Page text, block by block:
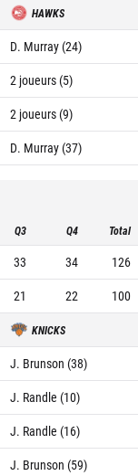
HAWKS
D. Murray (24)
2 joueurs (5)
2 joueurs (9)
D. Murray (37)
Q3 Q4 Total
33 34
126
21 22 100
KNICKS
J. Brunson (38)
J. Randle (10)
J. Randle (16)
J. Brunson (59)